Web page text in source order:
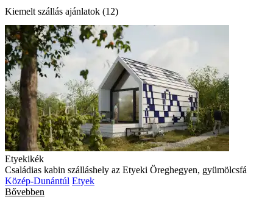
Kiemelt szállás ajánlatok (12)
Etyekikék
Családias kabin szálláshely az Etyeki Öreghegyen, gyümölcsfá
Közép-Dunántúl Etyek
Bővebben